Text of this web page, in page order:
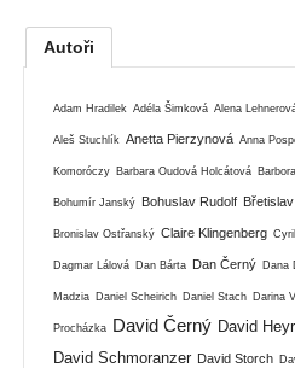
Autoři
Adam Hradilek Adéla Šimková Alena
Aleš Stuchlík Anetta Pierzynová Anna
Komoróczy Barbara Oudová Holcátová
Bohumír Janský Bohuslav Rudolf
Bronislav Ostřanský Claire Klingenberg
Dagmar Lálová Dan Bárta Dan Černý Dana
Madzia Daniel Scheirich Daniel Stach Darina
Procházka David Černý David
David Schmoranzer David Storch